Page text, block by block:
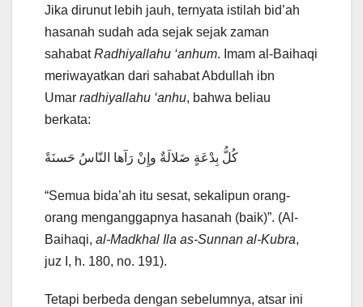
Jika dirunut lebih jauh, ternyata istilah bid’ah
hasanah sudah ada sejak sejak zaman
sahabatRadhiyallahu ‘anhum. Imam al-Baihaqi
meriwayatkan dari sahabat Abdullah ibn
Umar radhiyallahu ‘anhu, bahwa beliau
berkata:
كُلُّ بِدْعَةٍ ضَلالَةٌ وإِنْ رَآها النّاسُ حَسنَةً
“Semua bida’ah itu sesat, sekalipun orang-
orang menganggapnya hasanah (baik)”. (Al-
Baihaqi, al-Madkhal Ila as-Sunnan al-Kubra,
juz I, h. 180, no. 191).
Tetapi berbeda dengan sebelumnya, atsar ini